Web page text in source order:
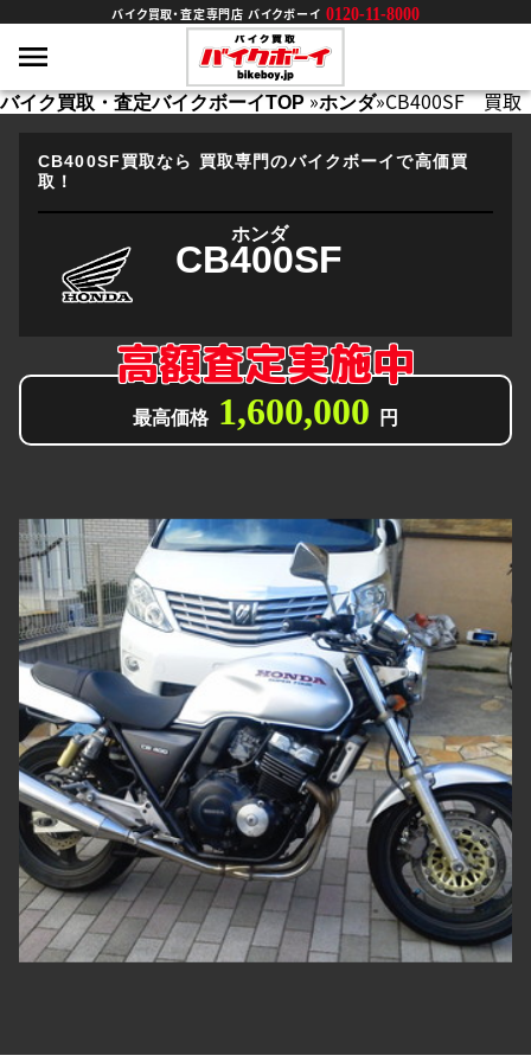
バイク買取・査定専門店 バイクボーイ 0120-11-8000
バイク買取・査定バイクボーイTOP»ホンダ»CB400SF 買取
CB400SF買取なら 買取専門のバイクボーイで高価買
取！
ホンダ
CB400SF
高額査定実施中
最高価格 1,600,000 円